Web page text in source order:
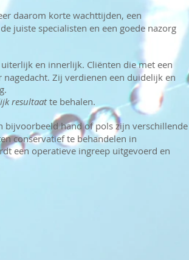
daarom korte wachttijden, een
juiste specialisten en een goede nazorg
en innerlijk. Cliënten die met een
Zij verdienen een duidelijk en
resultaatte behalen.
bijvoorbeeld hand of pols zijn verschillende
conservatief te behandelen in
een operatieve ingreep uitgevoerd en